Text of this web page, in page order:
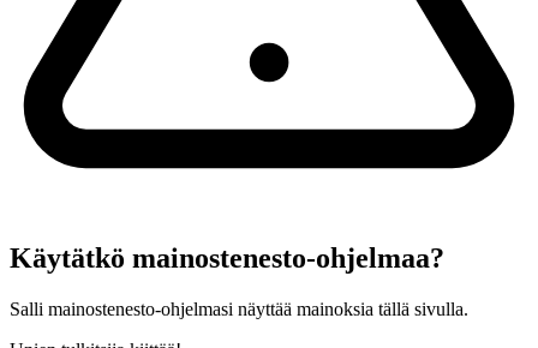
Käytätkö mainostenesto-ohjelmaa?
Salli mainostenesto-ohjelmasi näyttää mainoksia tällä sivulla.